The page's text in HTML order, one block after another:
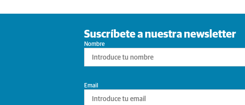
Suscríbete a nuestra newsletter
Nombre
Email